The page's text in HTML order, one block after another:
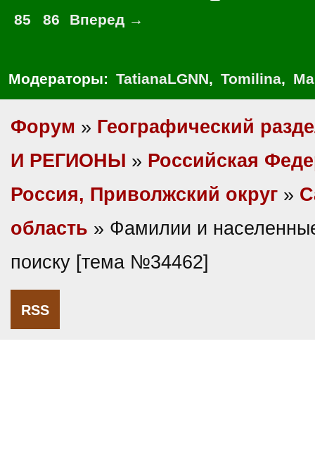
85
86 Вперед →
Модераторы: TatianaLGNN, Tomilina,
Форум » Географический
И РЕГИОНЫ » Российская
Россия, Приволжский округ »
область » Фамилии и
поиску [тема №34462]
RSS